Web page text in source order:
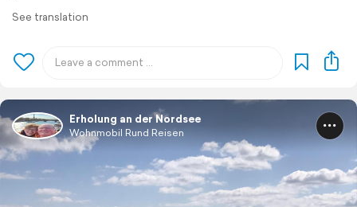
See translation
Erholung an der Nordsee
Wohnmobil Rund Reisen